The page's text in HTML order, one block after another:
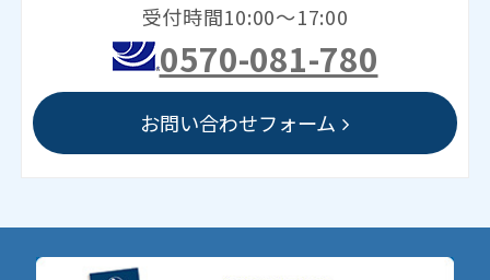
受付時間10:00～17:00
0570-081-780
お問い合わせフォーム